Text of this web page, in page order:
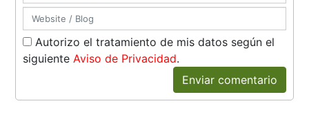
Autorizo el tratamiento de mis datos según el
siguienteAviso de Privacidad.
Enviar comentario